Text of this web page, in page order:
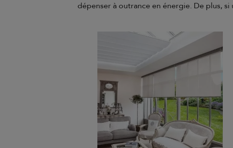
dépenser à outrance en énergie. De plus,